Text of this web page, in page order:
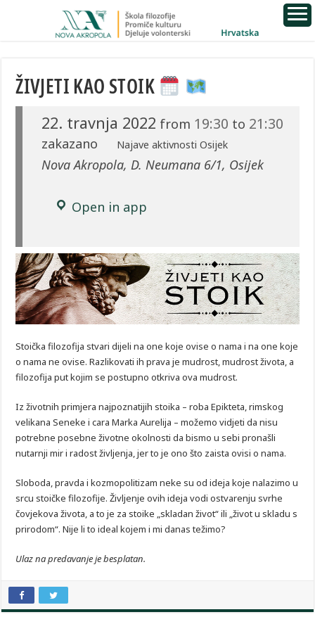
ŽIVJETI KAO STOIK
22. travnja 2022 from 19:30 to 21:30
zakazano Najave aktivnosti Osijek
Nova Akropola, D. Neumana 6/1, Osijek
Open in app
Stoička filozofija stvari dijeli na one koje ovise o nama i na one koje
o nama ne ovise. Razlikovati ih prava je mudrost, mudrost života, a
filozofija put kojim se postupno otkriva ova mudrost.
Iz životnih primjera najpoznatijih stoika – roba Epikteta, rimskog
velikana Seneke i cara Marka Aurelija – možemo vidjeti da nisu
potrebne posebne životne okolnosti da bismo u sebi pronašli
nutarnji mir i radost življenja, jer to je ono što zaista ovisi o nama.
Sloboda, pravda i kozmopolitizam neke su od ideja koje nalazimo u
srcu stoičke filozofije. Življenje ovih ideja vodi ostvarenju svrhe
čovjekova života, a to je za stoike „skladan život“ ili „život u skladu s
prirodom“. Nije li to ideal kojem i mi danas težimo?
Ulaz na predavanje je besplatan.